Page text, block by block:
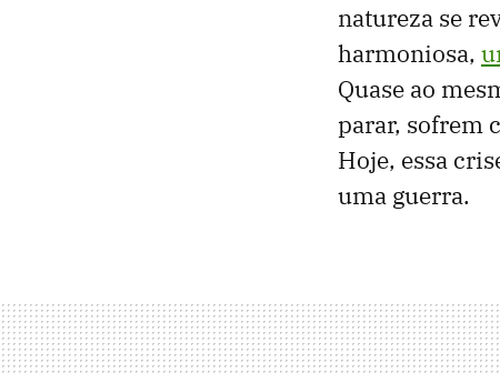
natureza se
harmoniosa,
Quase ao
parar, sofrem
Hoje, essa
uma guerra.